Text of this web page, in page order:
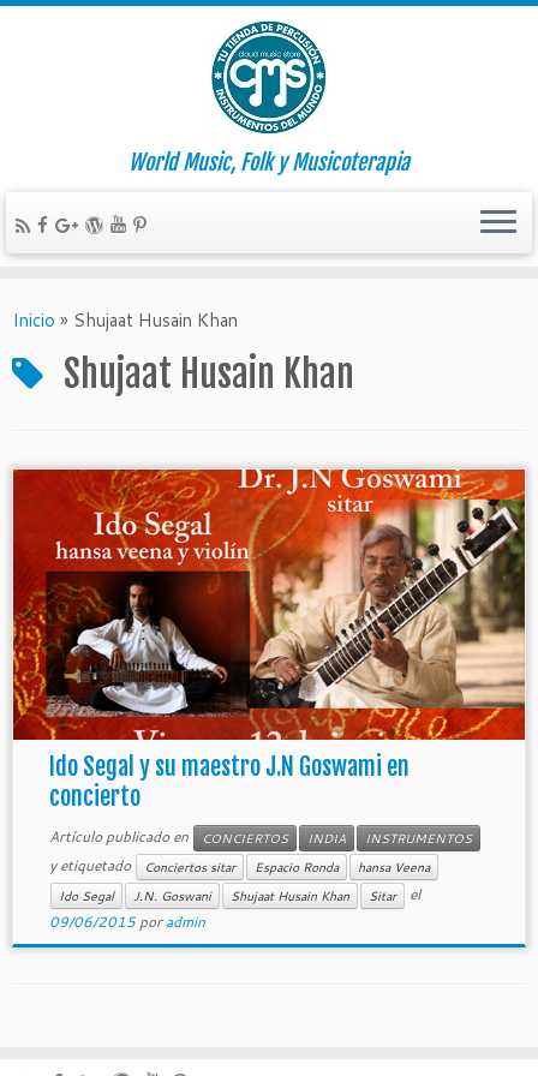
World Music, Folk y Musicoterapia
Inicio » Shujaat Husain Khan
Shujaat Husain Khan
Ido Segal y su maestro J.N Goswami en
concierto
Artículo publicado en CONCIERTOS INDIA INSTRUMENTOS
y etiquetado Conciertos sitar Espacio Ronda
hansa Veena
Ido Segal
J.N. Goswani Shujaat Husain Khan Sitar
el
09/06/2015 poradmin